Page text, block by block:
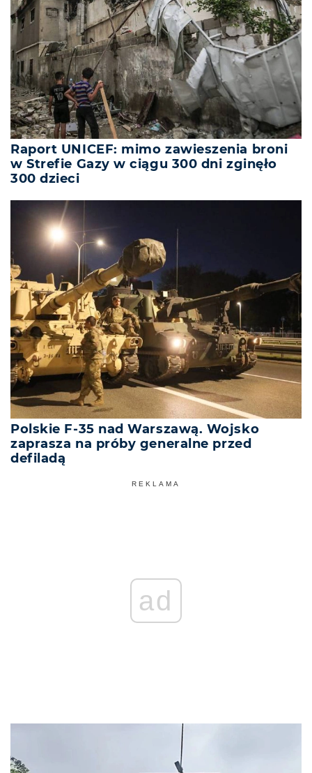
Raport UNICEF: mimo zawieszenia broni
w Strefie Gazy w ciągu 300 dni zginęło
300 dzieci
Polskie F-35 nad Warszawą. Wojsko
zaprasza na próby generalne przed
defiladą
REKLAMA
ad